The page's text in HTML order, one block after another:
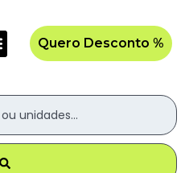
Quero Desconto %